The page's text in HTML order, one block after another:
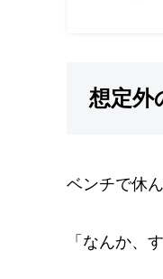
想定外
ベンチで休
「なんか、